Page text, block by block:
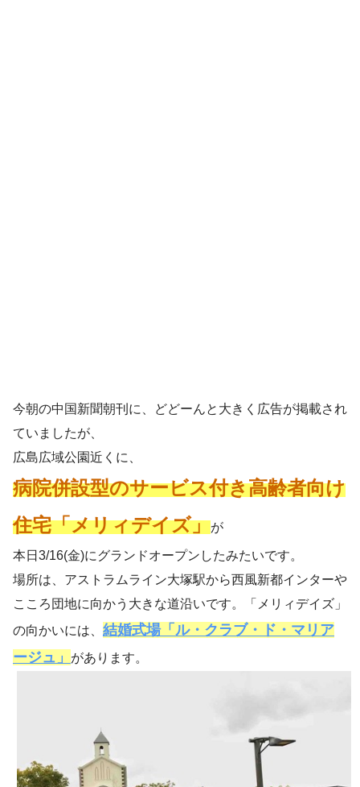
今朝の中国新聞朝刊に、どどーんと大きく広告が掲載され
ていましたが、
広島広域公園近くに、
病院併設型のサービス付き高齢者向け
住宅「メリィデイズ」が
本日3/16(金)にグランドオープンしたみたいです。
場所は、アストラムライン大塚駅から西風新都インターや
こころ団地に向かう大きな道沿いです。「メリィデイズ」
の向かいには、 結婚式場「ル・クラブ・ド・マリア
ージュ」
があります。